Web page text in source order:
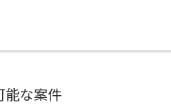
能な案件